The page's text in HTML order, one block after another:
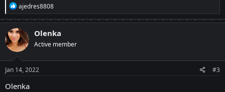
R
e
a
c
t
i
o
n
s
:
ajedres8808
Olenka
Active member
Jan 14, 2022 #3
Olenka